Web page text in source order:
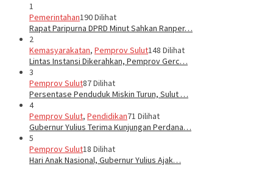
1
Pemerintahan190 Dilihat
Rapat Paripurna DPRD Minut Sahkan Ranper…
2
Kemasyarakatan, Pemprov Sulut148 Dilihat
Lintas Instansi Dikerahkan, Pemprov Gerc…
3
Pemprov Sulut87 Dilihat
Persentase Penduduk Miskin Turun, Sulut …
4
Pemprov Sulut, Pendidikan71 Dilihat
Gubernur Yulius Terima Kunjungan Perdana…
5
Pemprov Sulut18 Dilihat
Hari Anak Nasional, Gubernur Yulius Ajak…